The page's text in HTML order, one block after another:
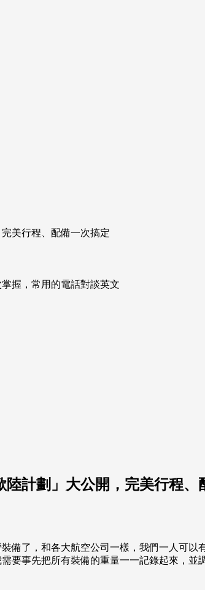
美行程、配備一次搞定
掌握，常用的電話對談英文
計劃」大公開，完美行程、
備了，和各大航空公司一樣，我們一人可
要事先把所有裝備的重量一一記錄起來，